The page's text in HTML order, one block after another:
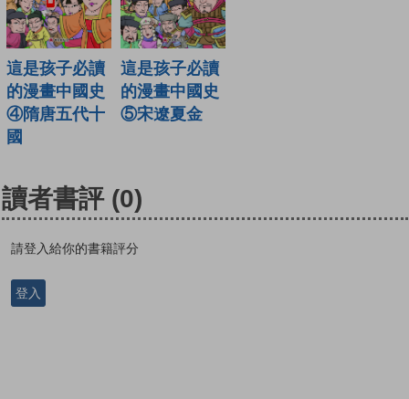
這是孩子必讀
的漫畫中國史
④隋唐五代十
國
這是孩子必讀
的漫畫中國史
⑤宋遼夏金
讀者書評 (0)
請登入給你的書籍評分
登入